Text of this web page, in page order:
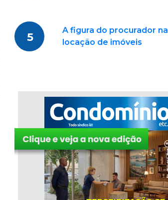
5
A figura do procurador na
locação de imóveis